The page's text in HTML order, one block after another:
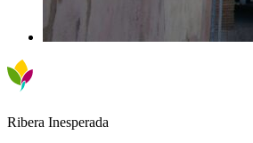
Ribera Inesperada